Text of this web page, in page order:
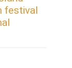
festival